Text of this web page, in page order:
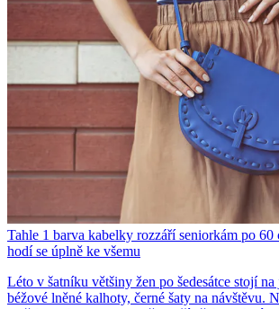
Tahle 1 barva kabelky rozzáří seniorkám po
hodí se úplně ke všemu
Léto v šatníku většiny žen po šedesátce stojí
béžové lněné kalhoty, černé šaty na návštěvu.